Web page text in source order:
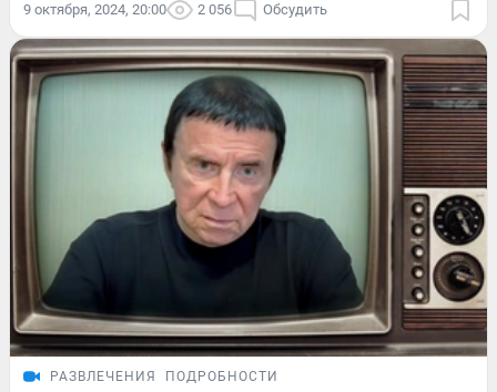
9 октября, 2024, 20:00 2 056 Обсудить
РАЗВЛЕЧЕНИЯ ПОДРОБНОСТИ